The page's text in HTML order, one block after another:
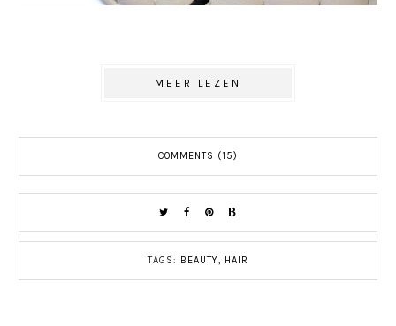
MEER LEZEN
COMMENTS (15)
TAGS: BEAUTY, HAIR